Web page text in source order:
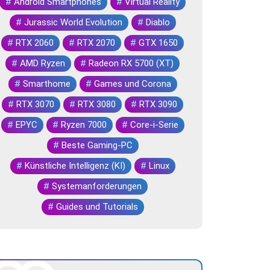
# Jurassic World Evolution # Diablo
# RTX 2060 # RTX 2070 # GTX 1650
# AMD Ryzen # Radeon RX 5700 (XT)
# Smarthome # Games und Corona
# RTX 3070 # RTX 3080 # RTX 3090
# EPYC # Ryzen 7000 # Core-i-Serie
# Beste Gaming-PC
# Künstliche Intelligenz (KI) # Linux
# Systemanforderungen
# Guides und Tutorials